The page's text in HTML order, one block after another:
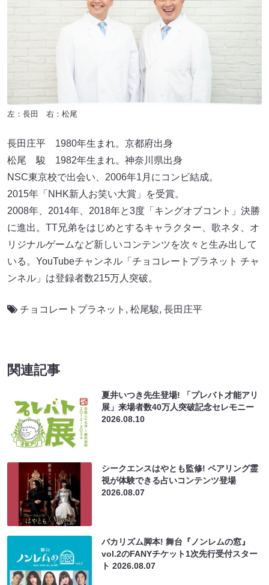
左：長田 右：松尾
長田庄平 1980年生まれ。京都府出身
松尾 駿 1982年生まれ。神奈川県出身
NSC東京校で出会い、2006年1月にコンビ結成。
2015年「NHK新人お笑い大賞」を受賞。
2008年、2014年、2018年と3度「キングオブコント」決勝
に進出。TT兄弟をはじめとするキャラクター、歌ネタ、オ
リジナルゲームなど新しいコンテンツを次々と生み出して
いる。YouTubeチャンネル「チョコレートプラネット チャ
ンネル」は登録者数215万人突破。
チョコレートプラネット , 松尾駿, 長田庄平
関連記事
夏井いつき先生登場! 「プレバト才能アリ
展」来場者数40万人突破記念セレモニー
2026.08.10
シークエンスはやとも監修! ペアリング霊
視が体験できる占いコンテンツ登場
2026.08.07
バカリズム脚本! 舞台『ノンレムの窓』
vol.2のFANYチケット1次先行受付スター
ト2026.08.07